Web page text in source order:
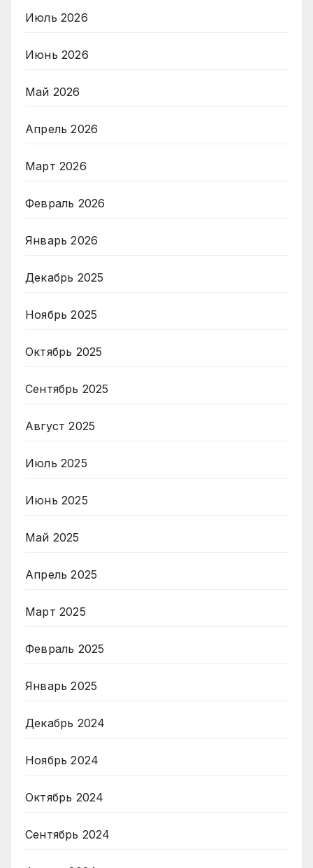
Июль 2026
Июнь 2026
Май 2026
Апрель 2026
Март 2026
Февраль 2026
Январь 2026
Декабрь 2025
Ноябрь 2025
Октябрь 2025
Сентябрь 2025
Август 2025
Июль 2025
Июнь 2025
Май 2025
Апрель 2025
Март 2025
Февраль 2025
Январь 2025
Декабрь 2024
Ноябрь 2024
Октябрь 2024
Сентябрь 2024